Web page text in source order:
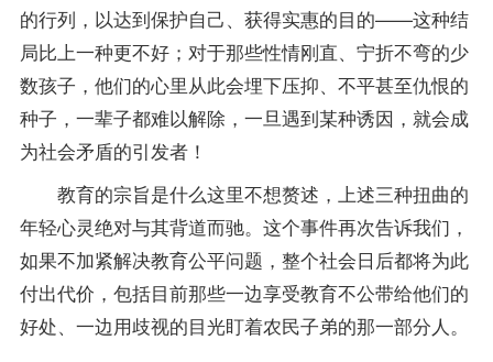
的行列，以达到保护自己、获得实惠的目的——这种结
局比上一种更不好；对于那些性情刚直、宁折不弯的少
数孩子，他们的心里从此会埋下压抑、不平甚至仇恨的
种子，一辈子都难以解除，一旦遇到某种诱因，就会成
为社会矛盾的引发者！
教育的宗旨是什么这里不想赘述，上述三种扭曲的
年轻心灵绝对与其背道而驰。这个事件再次告诉我们，
如果不加紧解决教育公平问题，整个社会日后都将为此
付出代价，包括目前那些一边享受教育不公带给他们的
好处、一边用歧视的目光盯着农民子弟的那一部分人。